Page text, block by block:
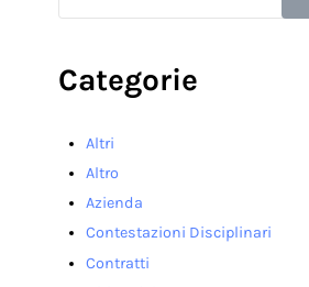
Categorie
Altri
Altro
Azienda
Contestazioni Disciplinari
Contratti